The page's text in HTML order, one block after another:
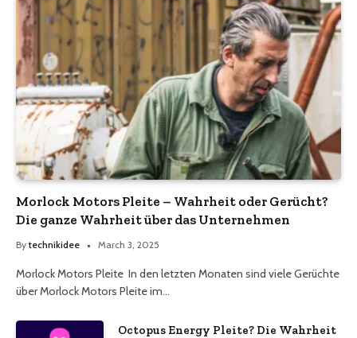
Morlock Motors Pleite – Wahrheit oder Gerücht?
Die ganze Wahrheit über das Unternehmen
By technikidee March 3, 2025
Morlock Motors Pleite In den letzten Monaten sind viele Gerüchte
über Morlock Motors Pleite im…
Octopus Energy Pleite? Die Wahrheit